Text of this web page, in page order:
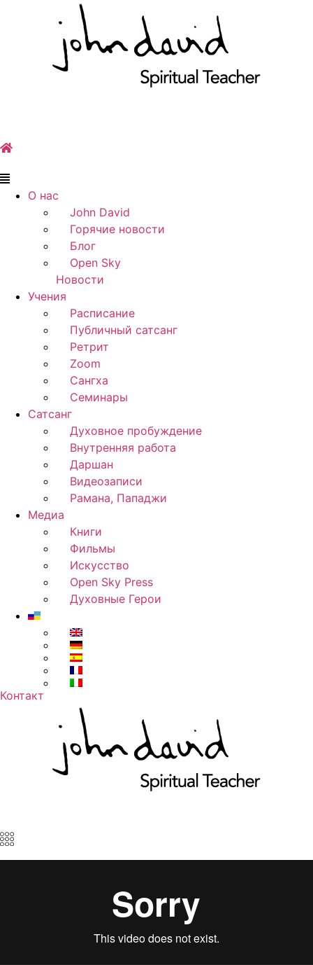
Main
Menu О нас
John David
Горячие новости
Блог
Open Sky
Новости
Учения
Расписание
Публичный сатсанг
Ретрит
Zoom
Сангха
Семинары
Сатсанг
Духовное пробуждение
Внутренняя работа
Даршан
Видеозаписи
Рамана, Пападжи
Медиа
Книги
Фильмы
Искусство
Open Sky Press
Духовные Герои
Контакт